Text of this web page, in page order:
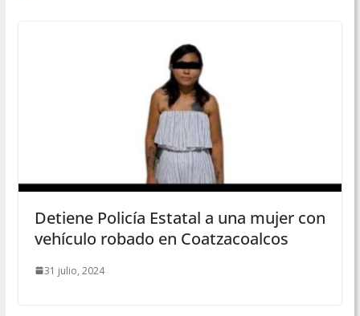
Detiene Policía Estatal a una mujer con
vehículo robado en Coatzacoalcos
31 julio, 2024